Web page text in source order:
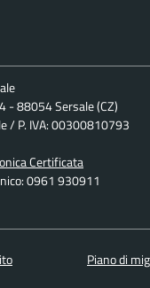
- 88054 Sersale (CZ)
/ P. IVA: 00300810793
Certificata
0961 930911
Piano di